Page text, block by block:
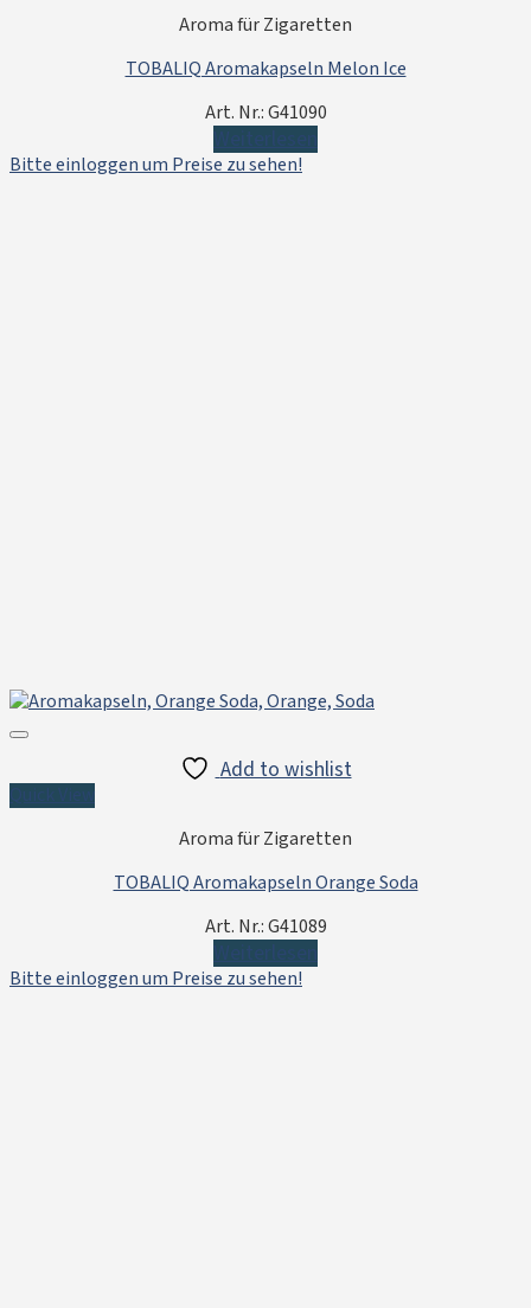
Aroma für Zigaretten
TOBALIQ Aromakapseln Melon Ice
Art. Nr.: G41090
Bitte einloggen um Preise zu sehen!
Add to wishlist
Aroma für Zigaretten
TOBALIQ Aromakapseln Orange Soda
Art. Nr.: G41089
Bitte einloggen um Preise zu sehen!